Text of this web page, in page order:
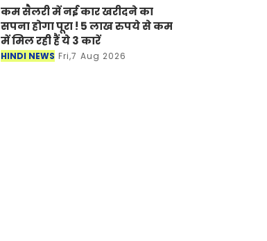
कम सैलरी में नई कार खरीदने का
सपना होगा पूरा ! 5 लाख रुपये से कम
में मिल रही हैं ये 3 कारें
HINDI NEWS Fri,7 Aug 2026